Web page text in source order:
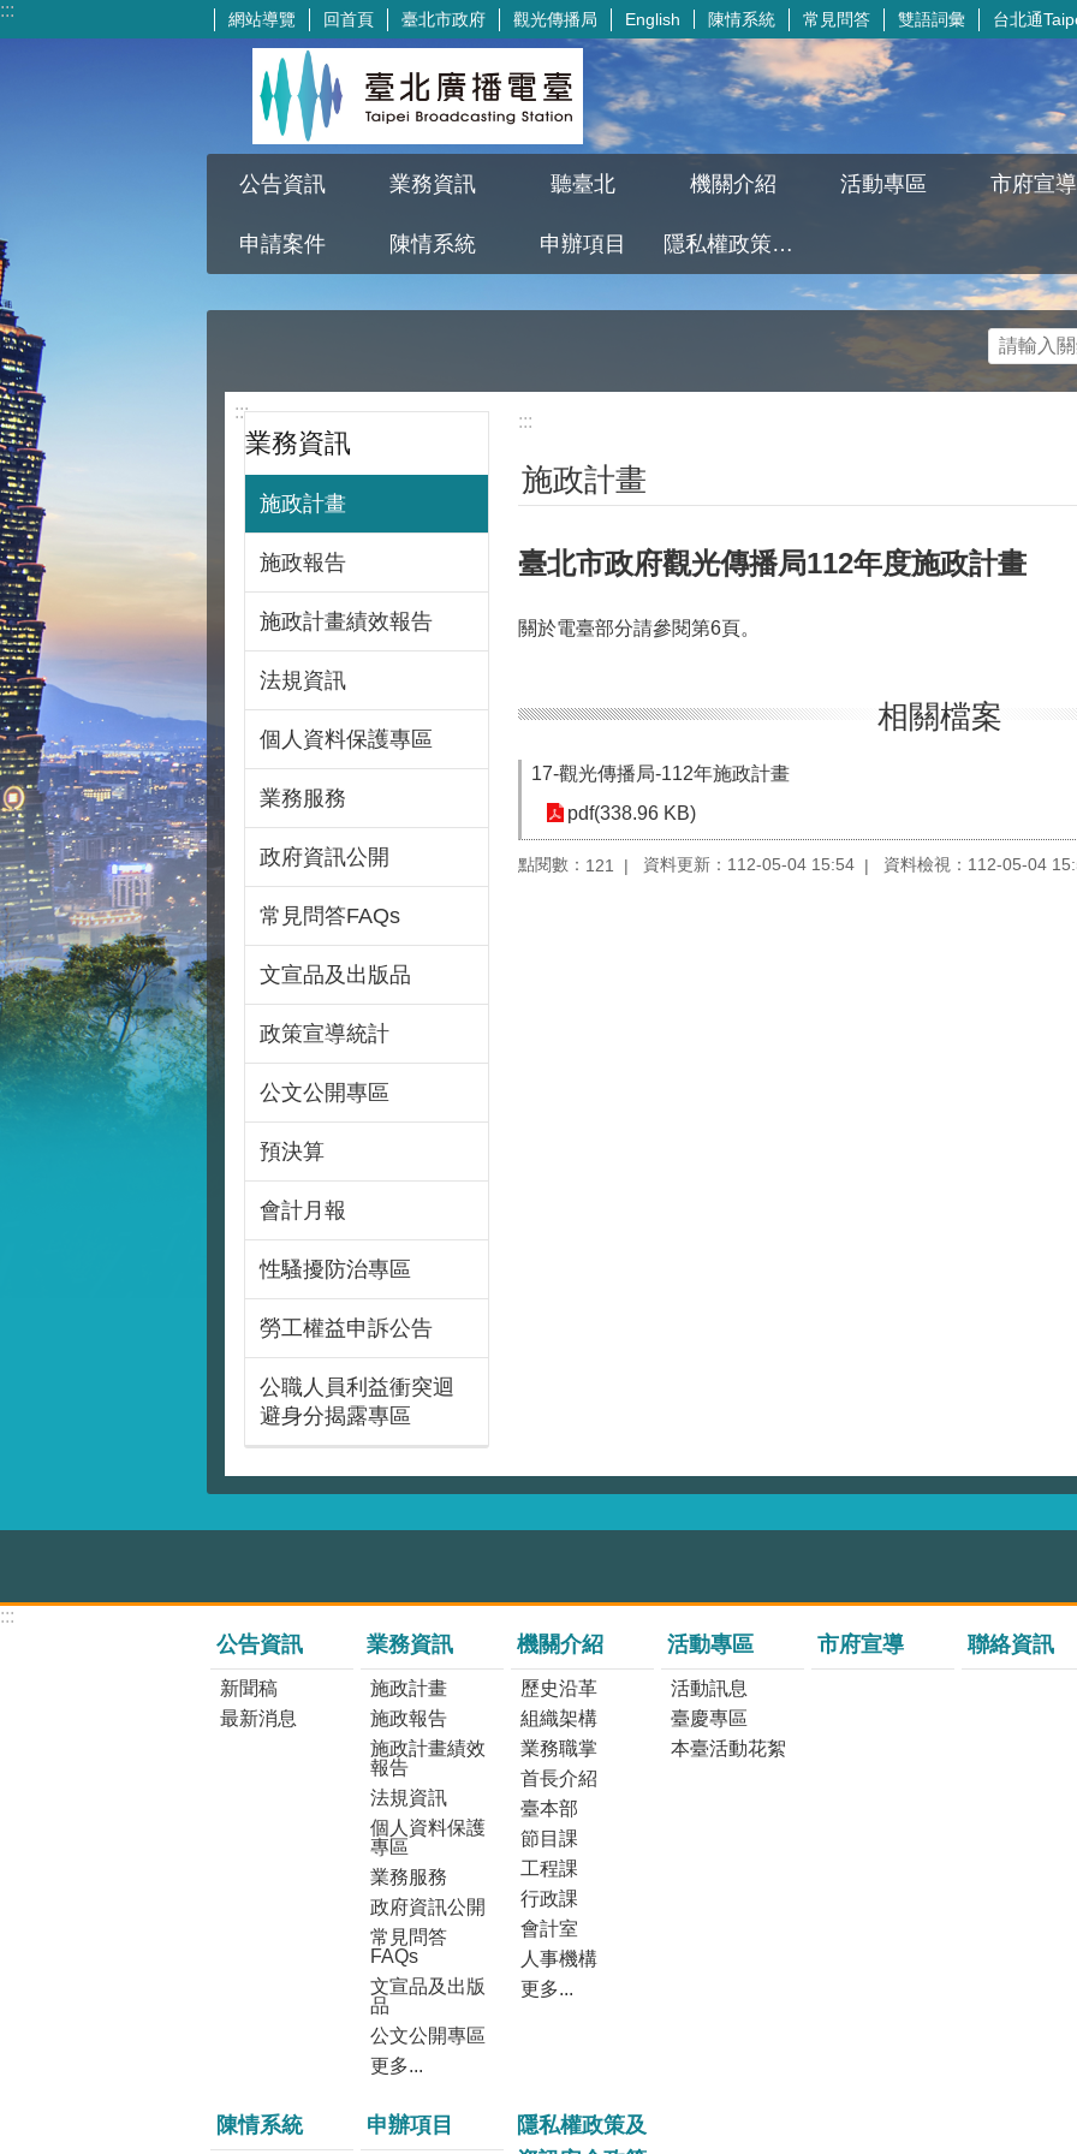
跳到主要內容區塊
::: 網站導覽 回首頁 臺北市政府 觀光傳播局 English 陳情系統 常見問答 雙語詞彙 台北通
公告資訊 業務資訊 聽臺北 機關介紹 活動專區 市府宣導
申請案件 陳情系統 申辦項目 隱私權政策及資訊安全政策
:::
業務資訊
施政計畫
施政報告
施政計畫績效報告
法規資訊
個人資料保護專區
業務服務
政府資訊公開
常見問答FAQs
文宣品及出版品
政策宣導統計
公文公開專區
預決算
會計月報
性騷擾防治專區
勞工權益申訴公告
公職人員利益衝突迴
避身分揭露專區
:::
施政計畫
臺北市政府觀光傳播局112年度施政計畫
關於電臺部分請參閱第6頁。
相關檔案
17-觀光傳播局-112年施政計畫
pdf(338.96 KB)
點閱數： 121 資料更新：112-05-04 15:54 資料檢視：112-05-04
:::
公告資訊
新聞稿
最新消息
業務資訊
施政計畫
施政報告
施政計畫績效
報告
法規資訊
個人資料保護
專區
業務服務
政府資訊公開
常見問答
FAQs
文宣品及出版
品
公文公開專區
更多...
機關介紹
歷史沿革
組織架構
業務職掌
首長介紹
臺本部
節目課
工程課
行政課
會計室
人事機構
更多...
活動專區
活動訊息
臺慶專區
本臺活動花絮
市府宣導 聯絡資訊
陳情系統 申辦項目
隱私權政策及